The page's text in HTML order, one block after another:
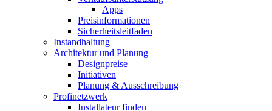
Apps
Preisinformationen
Sicherheitsleitfaden
Instandhaltung
Architektur und Planung
Designpreise
Initiativen
Planung & Ausschreibung
Profinetzwerk
Installateur finden